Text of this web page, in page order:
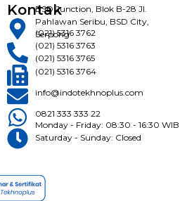
KontakBSD Junction, Blok B-28 Jl.
Pahlawan Seribu, BSD City,
Serpong
(021) 5316 3762
(021) 5316 3763
(021) 5316 3765
(021) 5316 3764
info@indotekhnoplus.com
0821 333 333 22
Monday - Friday: 08:30 - 16:30 WIB
Saturday - Sunday: Closed